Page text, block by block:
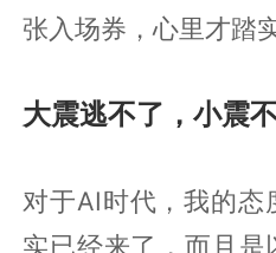
张入场券，心里才踏实
大震逃不了，小震
对于AI时代，我的态
实已经来了，而且